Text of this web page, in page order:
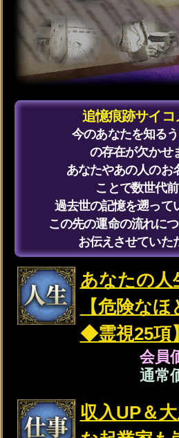
※SAMPLE※
霊響心読サイコメトリー
本当に心の中で感じていること
誰にも言えない思いなど
あなたの本心が知りたいです。
感情や思念を集めるこの
隠れた欲求や無意識に抱える不安も
逃さず感じ取りお伝えします。
あの人の恋本音ブチ
【手加減無しの暴露
◆20項】想い/全感情
会員価格2,530
通常価格2,860
濃密SEX霊視◆肌重
し合いたい【あの人